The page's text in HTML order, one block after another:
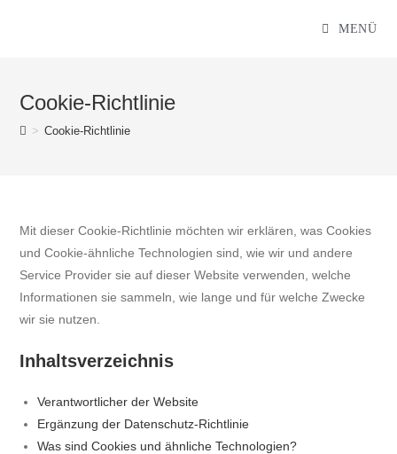
MENÜ
Cookie-Richtlinie
> Cookie-Richtlinie
Mit dieser Cookie-Richtlinie möchten wir erklären, was Cookies
und Cookie-ähnliche Technologien sind, wie wir und andere
Service Provider sie auf dieser Website verwenden, welche
Informationen sie sammeln, wie lange und für welche Zwecke
wir sie nutzen.
Inhaltsverzeichnis
Verantwortlicher der Website
Ergänzung der Datenschutz-Richtlinie
Was sind Cookies und ähnliche Technologien?